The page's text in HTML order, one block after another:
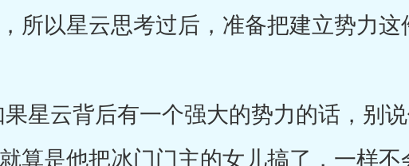
所以星云思考过后，准备把建立势力这
云背后有一个强大的势力的话，别说
算是他把冰门门主的女儿搞了，一样